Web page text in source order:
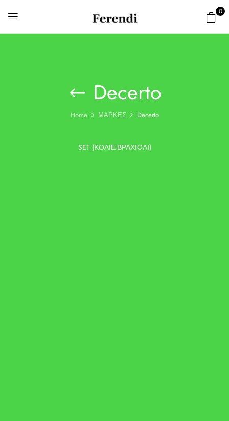
0
Decerto
Home ΜΑΡΚΕΣ Decerto
SET (ΚΟΛΙΈ-ΒΡΑΧΙΌΛΙ)